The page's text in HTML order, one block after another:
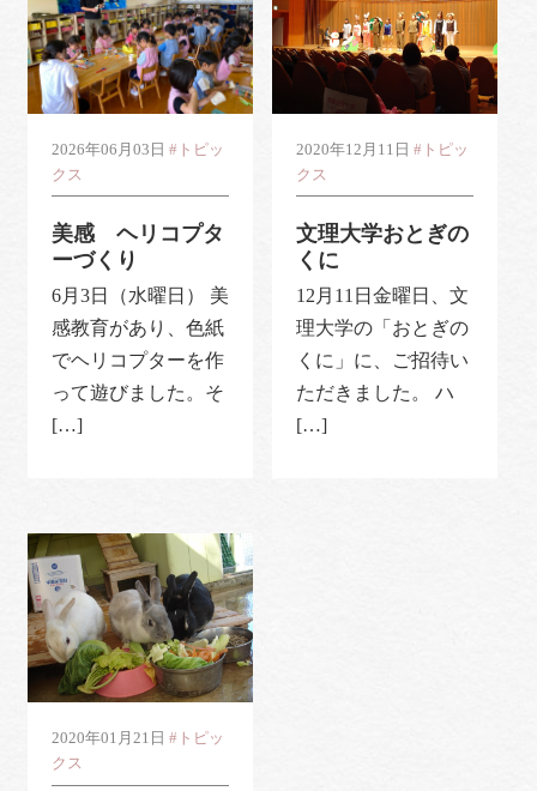
2026年06月03日 #トピッ
クス
美感 ヘリコプタ
ーづくり
6月3日（水曜日） 美
感教育があり、色紙
でヘリコプターを作
って遊びました。そ
[…]
2020年12月11日#トピッ
クス
文理大学おとぎの
くに
12月11日金曜日、文
理大学の「おとぎの
くに」に、ご招待い
ただきました。 ハ
[…]
2020年01月21日 #トピッ
クス